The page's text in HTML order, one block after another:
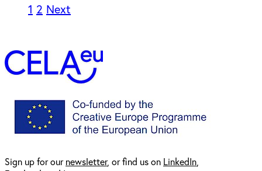
1 2 Next
Sign up for ournewsletter, or find us on LinkedIn